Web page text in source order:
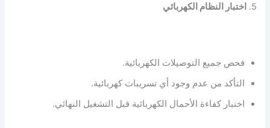
5. اختبار النظام الكهربائي
فحص جميع التوصيلات الكهربائية.
التأكد من عدم وجود أي تسريبات كهربائية.
اختبار كفاءة الأحمال الكهربائية قبل التشغيل النهائي.